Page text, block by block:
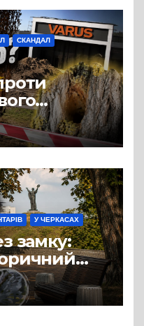
СКАНДАЛ
на
всохли
чи
У ЧЕРКАСАХ
замку: